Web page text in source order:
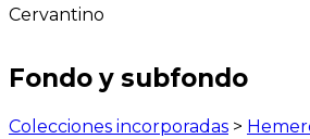
Cervantino
Fondo y subfondo
Colecciones incorporadas >